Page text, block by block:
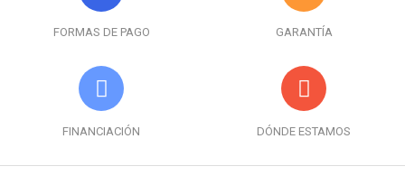
FORMAS DE PAGO GARANTÍA
FINANCIACIÓN DÓNDE ESTAMOS